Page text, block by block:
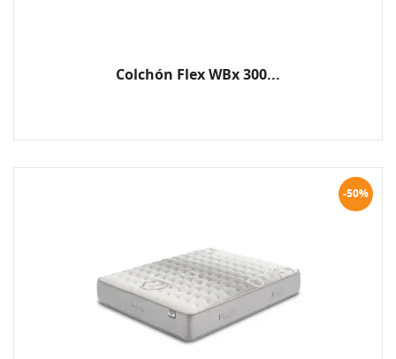
Colchón Flex WBx 300...
-50%